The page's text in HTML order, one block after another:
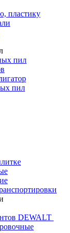
пластику
пил
пил
DEWALT